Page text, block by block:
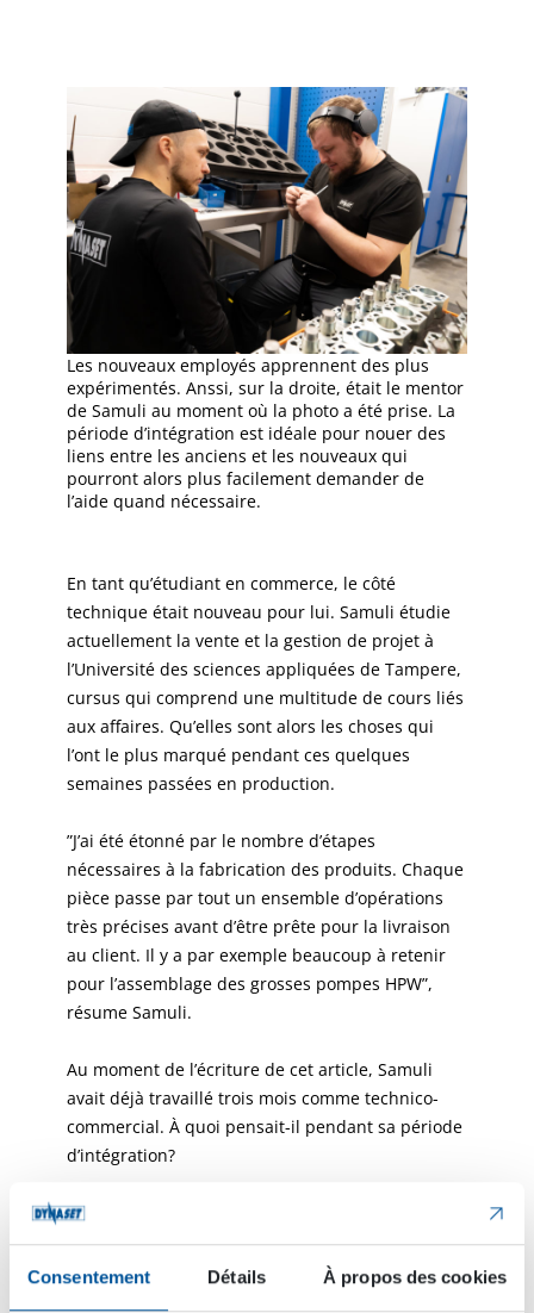
Consentement Détails À propos des cookies
Les nouveaux employés apprennent des plus
expérimentés. Anssi, sur la droite, était le mentor
de Samuli au moment où la photo a été prise. La
période d’intégration est idéale pour nouer des
liens entre les anciens et les nouveaux qui
pourront alors plus facilement demander de
l’aide quand nécessaire.
En tant qu’étudiant en commerce, le côté
technique était nouveau pour lui. Samuli étudie
actuellement la vente et la gestion de projet à
l’Université des sciences appliquées de Tampere,
cursus qui comprend une multitude de cours liés
aux affaires. Qu’elles sont alors les choses qui
l’ont le plus marqué pendant ces quelques
semaines passées en production.
”J’ai été étonné par le nombre d’étapes
nécessaires à la fabrication des produits. Chaque
pièce passe par tout un ensemble d’opérations
très précises avant d’être prête pour la livraison
au client. Il y a par exemple beaucoup à retenir
pour l’assemblage des grosses pompes HPW”,
résume Samuli.
Au moment de l’écriture de cet article, Samuli
avait déjà travaillé trois mois comme technico-
commercial. À quoi pensait-il pendant sa période
d’intégration?
” J’étais impatient de commencer le travail de
vente. Nous avons tellement de produits qu’il est
impossible de tout apprendre en un mois. La